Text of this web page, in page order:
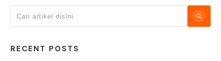
RECENT POSTS